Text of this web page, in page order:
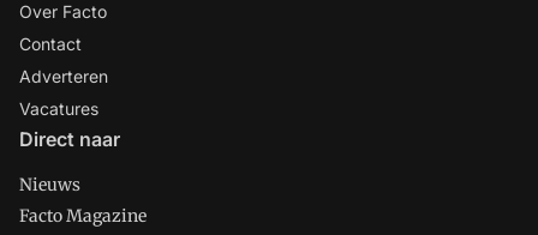
Over Facto
Contact
Adverteren
Vacatures
Direct naar
Nieuws
Facto Magazine